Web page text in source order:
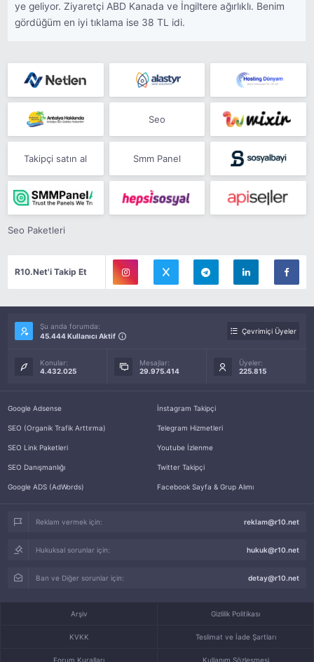
ye geliyor. Ziyaretçi ABD Kanada ve İngiltere ağırlıklı. Benim
gördüğüm en iyi tıklama ise 38 TL idi.
Seo
Takipçi satın al Smm Panel
Seo Paketleri
R10.Net'i Takip Et
Şu anda forumda:
45.444 Kullanıcı Aktif
Çevrimiçi Üyeler
Konular:
4.432.025
Mesajlar:
29.975.414
Üyeler:
225.815
Google Adsense
SEO (Organik Trafik Arttırma)
SEO Link Paketleri
SEO Danışmanlığı
Google ADS (AdWords)
İnstagram Takipçi
Telegram Hizmetleri
Youtube İzlenme
Twitter Takipçi
Facebook Sayfa & Grup Alımı
Reklam vermek için: reklam@r10.net
Hukuksal sorunlar için: hukuk@r10.net
Ban ve Diğer sorunlar için: detay@r10.net
Arşiv Gizlilik Politikası
KVKK Teslimat ve İade Şartları
Forum Kuralları Kullanım Sözleşmesi